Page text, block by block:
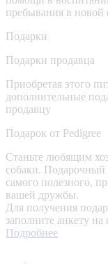
пребывания в новой
Подарки
Подарки продавца
Приобретая этого
дополнительные
продавцу
Подарок от Pedigree
Станьте любящим
собаки. Подарочный
самого полезного,
вашей дружбы.
Для получения
заполните анкету на
Подробнее